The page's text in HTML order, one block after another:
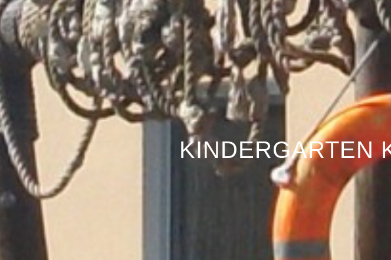
KINDERGARTEN